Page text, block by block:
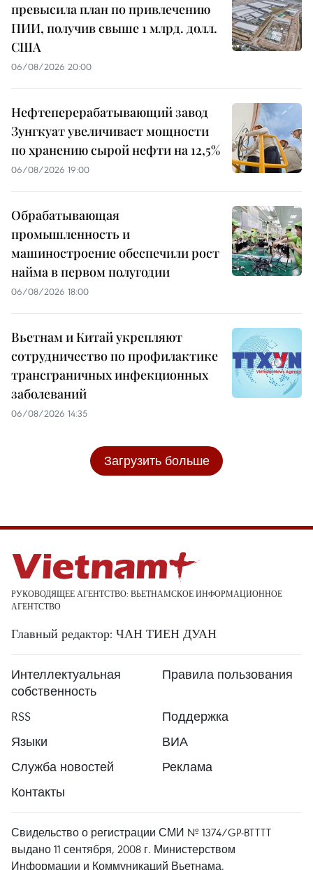
превысила план по привлечению
ПИИ, получив свыше 1 млрд. долл.
США
06/08/2026 20:00
Нефтеперерабатывающий завод
Зунгкуат увеличивает мощности
по хранению сырой нефти на 12,5%
06/08/2026 19:00
Обрабатывающая
промышленность и
машиностроение обеспечили рост
найма в первом полугодии
06/08/2026 18:00
Вьетнам и Китай укрепляют
сотрудничество по профилактике
трансграничных инфекционных
заболеваний
06/08/2026 14:35
Загрузить больше
РУКОВОДЯЩЕЕ АГЕНТСТВО: ВЬЕТНАМСКОЕ ИНФОРМАЦИОННОЕ
АГЕНТСТВО
Главный редактор: ЧАН ТИЕН ДУАН
Интеллектуальная
собственность
Правила пользования
RSS
Поддержка
Языки
ВИА
Служба новостей
Реклама
Контакты
Свидельство о регистрации СМИ № 1374/GP-BTTTT
выдано 11 сентября, 2008 г. Министерством
Информации и Коммуникаций Вьетнама.